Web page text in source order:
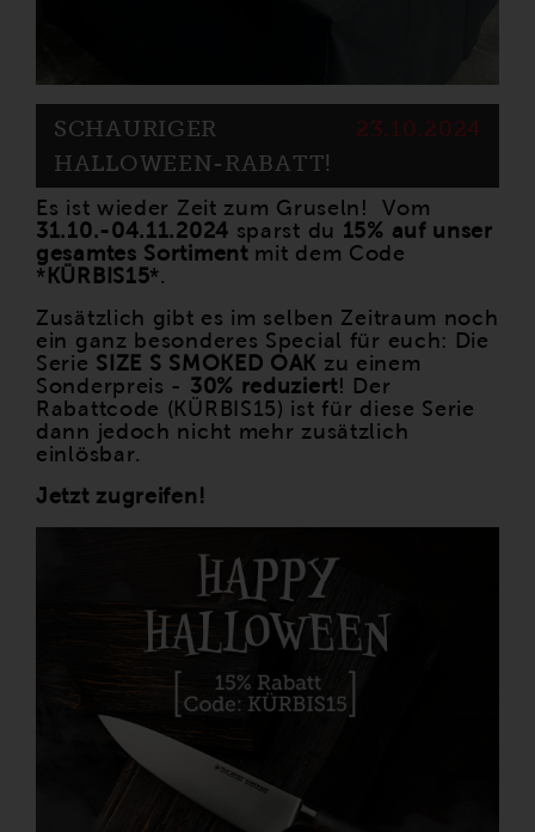
23.10.2024
SCHAURIGER
HALLOWEEN-RABATT!
Es ist wieder Zeit zum Gruseln! Vom
31.10.-04.11.2024 sparst du 15% auf unser
gesamtes Sortimentmit dem Code
* KÜRBIS15*.
Zusätzlich gibt es im selben Zeitraum noch
ein ganz besonderes Special für euch: Die
Serie SIZE S SMOKED OAK zu einem
Sonderpreis - 30% reduziert! Der
Rabattcode (KÜRBIS15) ist für diese Serie
dann jedoch nicht mehr zusätzlich
einlösbar.
Jetzt zugreifen!